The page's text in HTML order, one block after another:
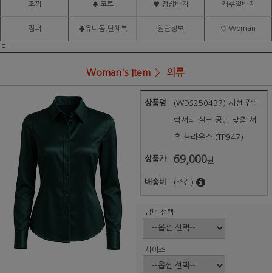
조끼 ♠ 코트 ♥ 정장바지 캐주얼바지
점퍼 ♣유니폼,단체복 원단정보 ♡ Woman
ㅌ
Woman's Item 의류
상품명 (WDS250437) 시선 잡는
럭셔리 실크 공단 맞춤 셔
츠 블라우스 (TP947)
상품가 69,000원
배송비 (조건)
남녀 선택
사이즈